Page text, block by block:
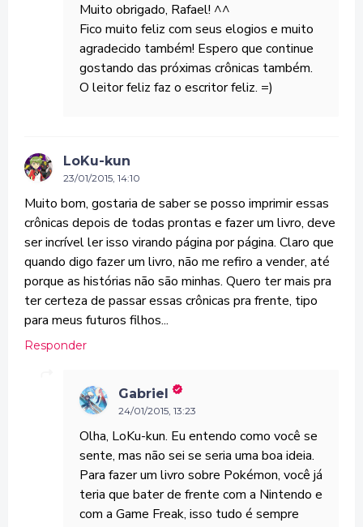
Muito obrigado, Rafael! ^^
Fico muito feliz com seus elogios e muito
agradecido também! Espero que continue
gostando das próximas crônicas também.
O leitor feliz faz o escritor feliz. =)
LoKu-kun
23/01/2015, 14:10
Muito bom, gostaria de saber se posso imprimir essas
crônicas depois de todas prontas e fazer um livro, deve
ser incrível ler isso virando página por página. Claro que
quando digo fazer um livro, não me refiro a vender, até
porque as histórias não são minhas. Quero ter mais pra
ter certeza de passar essas crônicas pra frente, tipo
para meus futuros filhos...
Responder
Gabriel
24/01/2015, 13:23
Olha, LoKu-kun. Eu entendo como você se
sente, mas não sei se seria uma boa ideia.
Para fazer um livro sobre Pokémon, você já
teria que bater de frente com a Nintendo e
com a Game Freak, isso tudo é sempre